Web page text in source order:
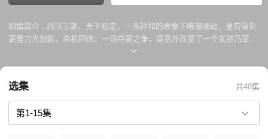
剧情简介 : 西汉王朝，天下初定，一派祥和的表象下暗潮涌动，皇宫深处
更是刀光剑影，杀机四伏。一场夺嗣之争，竟意外改变了一个女孩乃至整
个西汉王朝的命运。少女云汐（林心如 饰）九死一生，随奶娘逃出皇宫，
夕。幸亏她的机敏智慧，使得吕后心生欢喜，更秘密派遣她前往代国监视
薄姬娘娘之子刘恒（陈键锋 饰），阴谋夺嗣。在汹涌澎湃的历史长河中，
美丽多情而又坚忍聪慧的漪房注定要书写下极不平凡的一笔…… 本片根据
瞬间倾城的小说《未央·沉浮》。
选集 共40集